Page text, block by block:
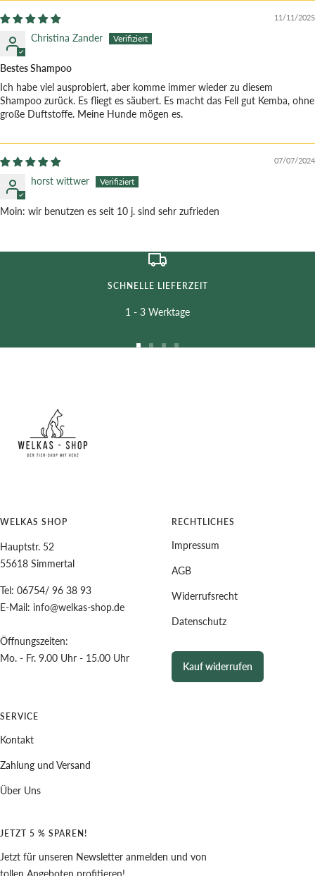
11/11/2025
Christina Zander
Bestes Shampoo
Ich habe viel ausprobiert, aber komme immer wieder zu diesem
Shampoo zurück. Es fliegt es säubert. Es macht das Fell gut Kemba, ohne
große Duftstoffe. Meine Hunde mögen es.
07/07/2024
horst wittwer
Moin: wir benutzen es seit 10 j. sind sehr zufrieden
SCHNELLE LIEFERZEIT
1 - 3 Werktage
WELKAS SHOP
Hauptstr. 52
55618 Simmertal
Tel: 06754/ 96 38 93
E-Mail: info@welkas-shop.de
Öffnungszeiten:
Mo. - Fr. 9.00 Uhr - 15.00 Uhr
RECHTLICHES
Impressum
AGB
Widerrufsrecht
Datenschutz
Kauf widerrufen
SERVICE
Kontakt
Zahlung und Versand
Über Uns
JETZT 5 % SPAREN!
Jetzt für unseren Newsletter anmelden und von
tollen Angeboten profitieren!